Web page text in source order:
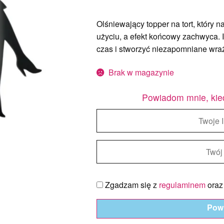
Olśniewający topper na tort, który
użyciu, a efekt końcowy
czas i stworzyć niezapomniane
Brak w magazynie
Powiadom mnie,
Zgadzam się z regulaminem